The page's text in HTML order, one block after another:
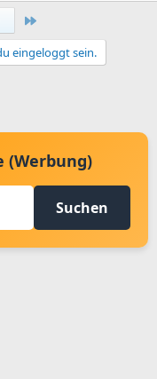
eingeloggt sein.
(Werbung)
Suchen